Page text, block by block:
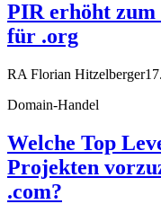
PIR erhöht zum
für .org
RA Florian Hitzelberger
Domain-Handel
Welche Top
Projekten
.com?